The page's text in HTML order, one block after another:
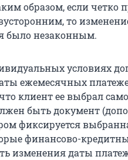
образом, если четко
то
было незаконным.
условиях
ежемесячных
клиент ее выбрал
быть документ
фиксируется
финансово-
изменения даты